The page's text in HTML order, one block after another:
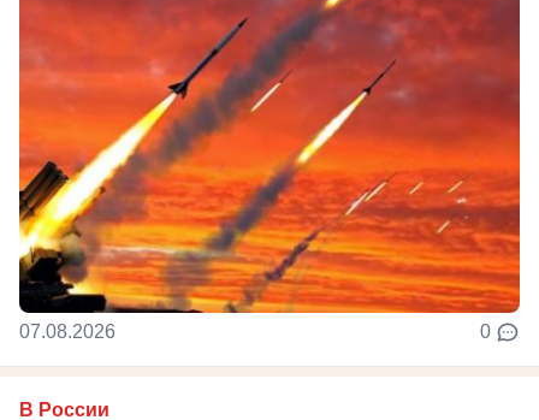
07.08.2026 0
В России